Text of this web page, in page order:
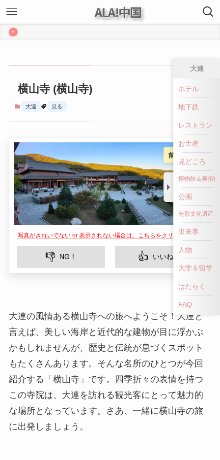
ALA!中国
+
横山寺 (横山寺)
大連 見る
前へ戻る
写真がきれいでない or 表示されない場合は、こちらをクリックして！
👎 NG！ 👍 いいね！
大連の風情ある横山寺への旅へようこそ！大連と
言えば、美しい海岸と近代的な建物が目に浮かぶ
かもしれませんが、歴史と伝統が息づくスポット
もたくさんあります。そんな名所のひとつが今回
紹介する「横山寺」です。四季折々の表情を持つ
この寺院は、大連を訪れる観光客にとって魅力的
な場所となっています。さあ、一緒に横山寺の旅
に出発しましょう。
大連
ホテル
地下鉄
レストラン
お土産
見どころ
博物館＆美術館
公園
無形文化遺産
出来事
人物
大学＆留学
はたらく
FAQ